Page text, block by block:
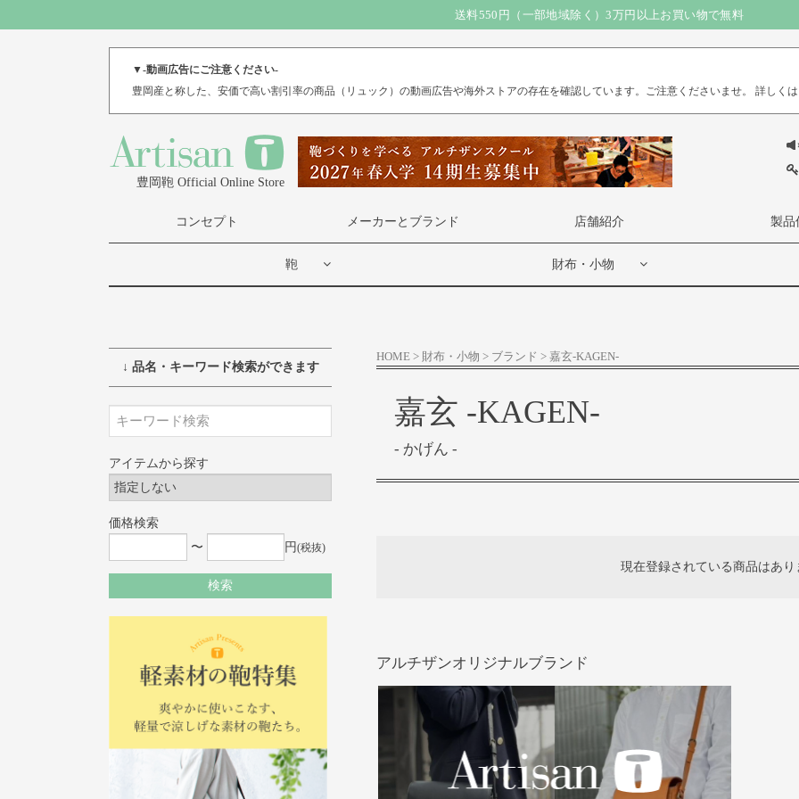
送料550円（一部地域除く）3万円以上お買い物で無料
▼-動画広告にご注意ください-
豊岡産と称した、安価で高い割引率の商品（リュック）の動画広告や海外ストアの存在を確認しています。ご注意くださいませ。 詳しく
豊岡鞄 Official Online Store
コンセプト メーカーとブランド 店舗紹介 製品
鞄 財布・小物
HOME 財布・小物 ブランド 嘉玄-KAGEN-
嘉玄 -KAGEN-
- かげん -
現在登録されている商品はあり
アルチザンオリジナルブランド
↓ 品名・キーワード検索ができます
アイテムから探す
価格検索
〜
円(税抜)
検索